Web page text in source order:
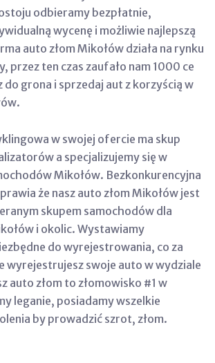
odbieramy bezpłatnie,
wycenę i możliwie najlepszą
auto złom Mikołów działa na rynku
przez ten czas zaufało nam 1000 ce
do grona i sprzedaj aut z korzyścią w
w swojej ofercie ma skup
a specjalizujemy się w
Mikołów. Bezkonkurencyjna
że nasz auto złom Mikołów jest
skupem samochodów dla
i okolic. Wystawiamy
do wyrejestrowania, co za
wyrejestrujesz swoje auto w wydziale
auto złom to złomowisko #1 w
leganie, posiadamy wszelkie
by prowadzić szrot, złom.